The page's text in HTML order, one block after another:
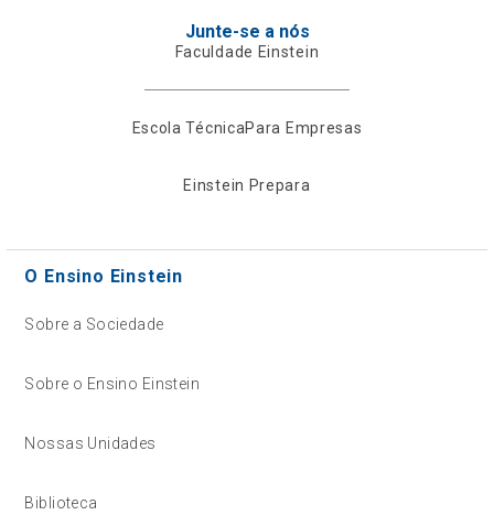
Junte-se a nós
Faculdade Einstein
Escola TécnicaPara Empresas
Einstein Prepara
O Ensino Einstein
Sobre a Sociedade
Sobre o Ensino Einstein
Nossas Unidades
Biblioteca